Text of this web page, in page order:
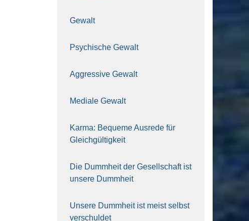
Gewalt
Psy­chi­sche Gewalt
Aggres­si­ve Gewalt
Media­le Gewalt
Kar­ma: Beque­me Aus­re­de für
Gleich­gül­tig­keit
Die Dumm­heit der Gesell­schaft ist
unse­re Dumm­heit
Unse­re Dumm­heit ist meist selbst
ver­schul­det